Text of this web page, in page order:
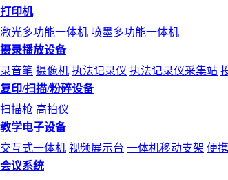
打印机
激光多功能一体机 喷墨多功能一体机
摄录播放设备
录音笔 摄像机 执法记录仪 执法记录仪采集站
复印/扫描/粉碎设备
扫描枪 高拍仪
教学电子设备
交互式一体机 视频展示台 一体机移动支架 便
会议系统